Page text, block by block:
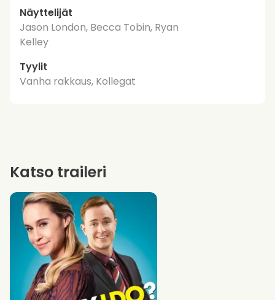
Näyttelijät
Jason London, Becca Tobin, Ryan
Kelley
Tyylit
Vanha rakkaus, Kollegat
Katso traileri